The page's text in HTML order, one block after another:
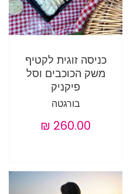
כניסה זוגית לקטיף
משק הכוכבים וסל
פיקניק
בורגטה